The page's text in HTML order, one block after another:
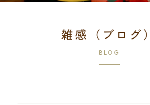
雑感（ブログ）
BLOG